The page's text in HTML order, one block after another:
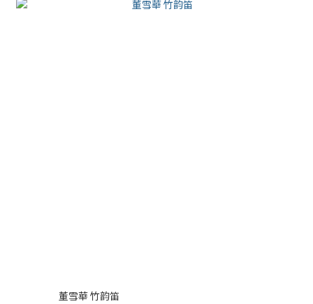
董雪華 竹韵笛